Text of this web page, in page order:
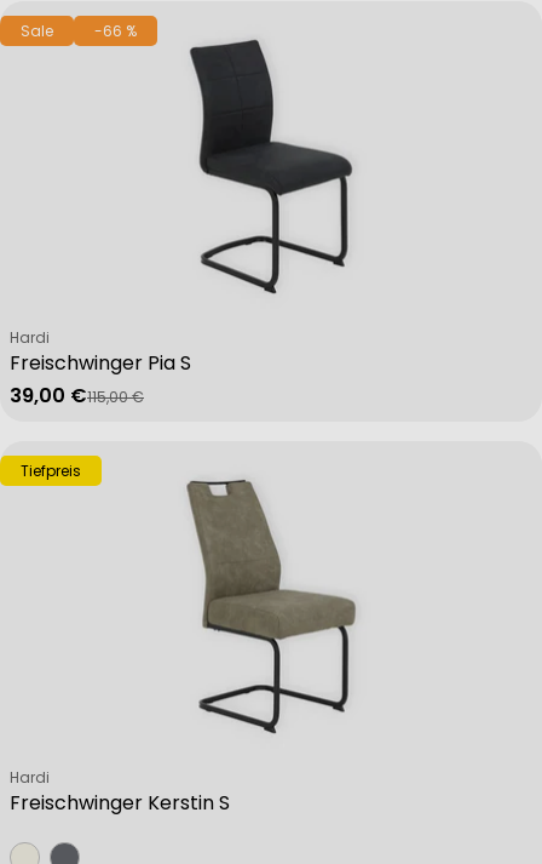
Sale -66 %
Freischwinger Pia S
Verkäufer:
Hardi
Verkaufspreis
39,00 €
Regulärer Preis
115,00 €
Tiefpreis
Freischwinger Kerstin S
Verkäufer:
Hardi